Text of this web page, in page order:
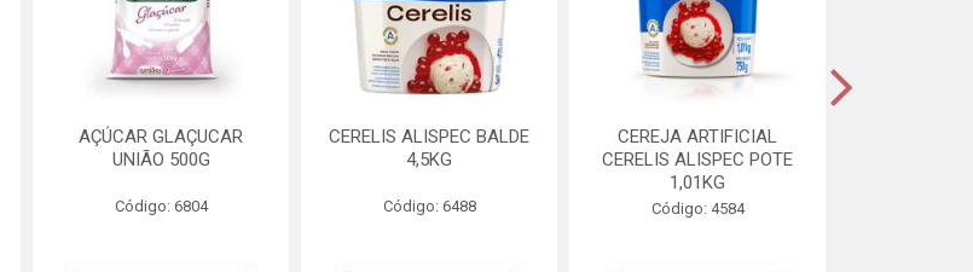
AÇÚCAR GLAÇUCAR
UNIÃO 500G
Código: 6804
CERELIS ALISPEC BALDE
4,5KG
Código: 6488
CEREJA ARTIFICIAL
CERELIS ALISPEC POTE
1,01KG
Código: 4584